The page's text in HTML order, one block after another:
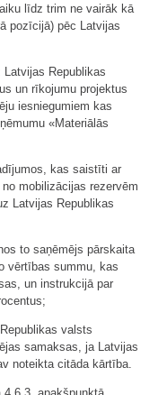
līdz trim ne vairāk kā
pozīcijā) pēc Latvijas
Republikas
un rīkojumu projektus
iesniegumiem kas
«Materiālās
kas saistīti ar
mobilizācijas rezervēm
Latvijas Republikas
to saņēmējs pārskaita
vērtības summu, kas
un instrukcijā par
valsts
samaksas, ja Latvijas
noteikta citāda kārtība.